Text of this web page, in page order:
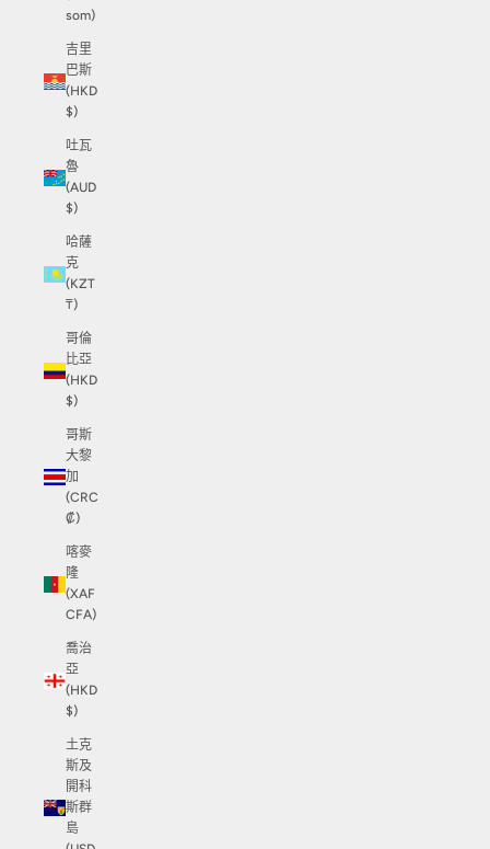
som)
吉里
巴斯
(HKD
$)
吐瓦
魯
(AUD
$)
哈薩
克
(KZT
₸)
哥倫
比亞
(HKD
$)
哥斯
大黎
加
(CRC
₡)
喀麥
隆
(XAF
CFA)
喬治
亞
(HKD
$)
土克
斯及
開科
斯群
島